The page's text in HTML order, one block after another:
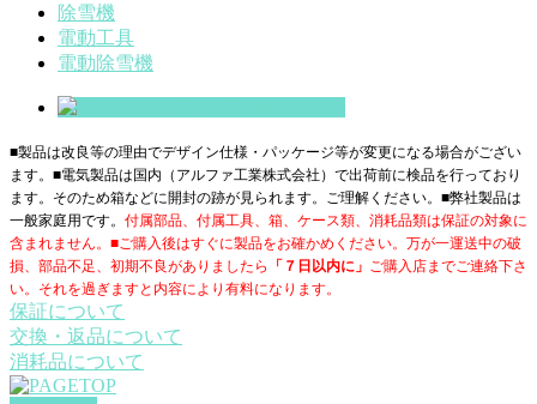
除雪機
電動工具
電動除雪機
■製品は改良等の理由でデザイン仕様・パッケージ等が変更になる場合がござい
ます。■電気製品は国内（アルファ工業株式会社）で出荷前に検品を行っており
ます。そのため箱などに開封の跡が見られます。ご理解ください。■弊社製品は
一般家庭用です。 付属部品、付属工具、箱、ケース類、消耗品類は保証の対象に
含まれません。■ご購入後はすぐに製品をお確かめください。万が一運送中の破
損、部品不足、初期不良がありましたら
「７日以内に」 ご購入店までご連絡下さ
い。それを過ぎますと内容により有料になります。
保証について
交換・返品について
消耗品について